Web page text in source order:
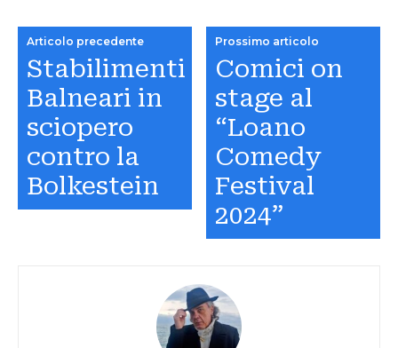
Articolo precedente
Stabilimenti
Balneari in
sciopero
contro la
Bolkestein
Prossimo articolo
Comici on
stage al
“Loano
Comedy
Festival
2024”